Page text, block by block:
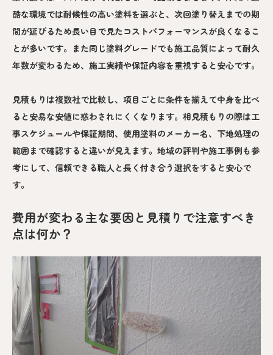
酷な環境では耐候性の高い塗料を選ぶと、次回塗り替えまでの期
間が延びるため長い目で見たコストパフォーマンスが良くなるこ
とが多いです。また同じ塗料グレードでも施工品質によって耐久
年数が変わるため、施工実績や保証内容を重視すると安心です。
見積もりは複数社で比較し、項目ごとに条件を揃えて中身を比べ
ると安易な安値に惑わされにくくなります。相見積もりの際は工
事スケジュールや保証期間、使用塗料のメーカー名、下地処理の
範囲まで確認すると違いが見えます。地域の評判や施工事例も参
考にして、信頼できる職人と長く付き合う選択をすると安心で
す。
費用が変わる主な要因と見積りで注意すべき
点は何か？